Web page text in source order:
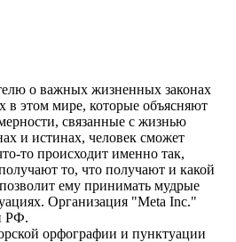
о важных жизненных законах
в этом мире, которые объясняют
связанные с жизнью
и истинах, человек сможет
то происходит именно так,
то, что получают и какой
ему принимать мудрые
Организация "Meta Inc."
РФ.
орфографии и пунктуации